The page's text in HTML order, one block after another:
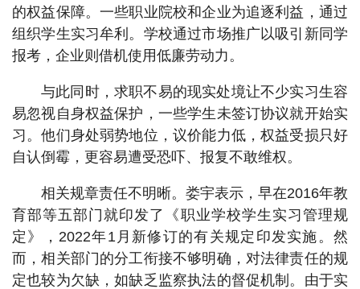
的权益保障。一些职业院校和企业为追逐利益，通过
组织学生实习牟利。学校通过市场推广以吸引新同学
报考，企业则借机使用低廉劳动力。
与此同时，求职不易的现实处境让不少实习生容
易忽视自身权益保护，一些学生未签订协议就开始实
习。他们身处弱势地位，议价能力低，权益受损只好
自认倒霉，更容易遭受恐吓、报复不敢维权。
相关规章责任不明晰。娄宇表示，早在2016年教
育部等五部门就印发了《职业学校学生实习管理规
定》，2022年1月新修订的有关规定印发实施。然
而，相关部门的分工衔接不够明确，对法律责任的规
定也较为欠缺，如缺乏监察执法的督促机制。由于实